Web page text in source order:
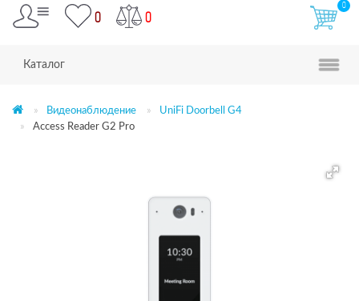
0 0
0
Каталог
Видеонаблюдение
UniFi Doorbell G4
Access Reader G2 Pro